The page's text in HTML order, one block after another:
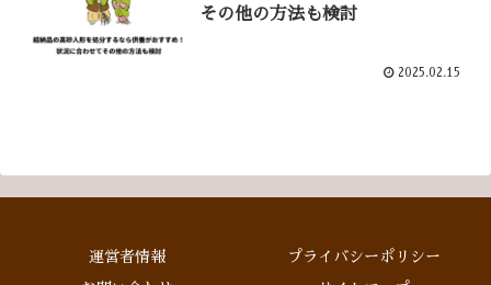
その他の方法も検討
2025.02.15
運営者情報 プライバシーポリシー